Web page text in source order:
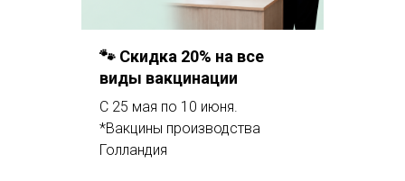
🐾 Скидка 20% на все
виды вакцинации
C 25 мая по 10 июня.
*Вакцины производства
Голландия